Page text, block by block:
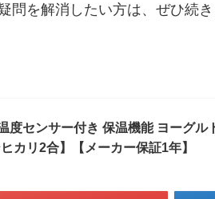
問を解消したい方は、ぜひ続き
センサー付き 保温機能 ヨーグル
カリ2合】【メーカー保証1年】